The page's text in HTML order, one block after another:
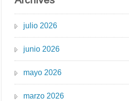
julio 2026
junio 2026
mayo 2026
marzo 2026